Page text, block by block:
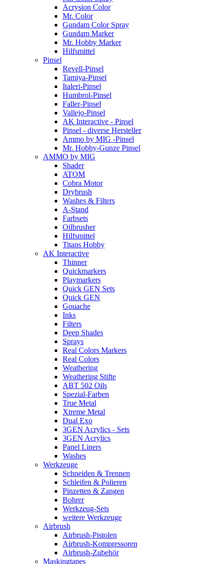
Acrysion Color
Mr. Color
Gundam Color Spray
Gundam Marker
Mr. Hobby Marker
Hilfsmittel
Pinsel
Revell-Pinsel
Tamiya-Pinsel
Italeri-Pinsel
Humbrol-Pinsel
Faller-Pinsel
Vallejo-Pinsel
AK Interactive - Pinsel
Pinsel - diverse Hersteller
Ammo by MIG -Pinsel
Mr. Hobby-Gunze Pinsel
AMMO by MIG
Shader
ATOM
Cobra Motor
Drybrush
Washes & Filters
A-Stand
Farbsets
Oilbrusher
Hilfsmittel
Titans Hobby
AK Interactive
Thinner
Quickmarkers
Playmarkers
Quick GEN Sets
Quick GEN
Gouache
Inks
Filters
Deep Shades
Sprays
Real Colors Markers
Real Colors
Weathering
Weathering Stifte
ABT 502 Oils
Spezial-Farben
True Metal
Xtreme Metal
Dual Exo
3GEN Acrylics - Sets
3GEN Acrylics
Panel Liners
Washes
Werkzeuge
Schneiden & Trennen
Schleifen & Polieren
Pinzetten & Zangen
Bohrer
Werkzeug-Sets
weitere Werkzeuge
Airbrush
Airbrush-Pistolen
Airbrush-Kompressoren
Airbrush-Zubehör
Maskingtapes